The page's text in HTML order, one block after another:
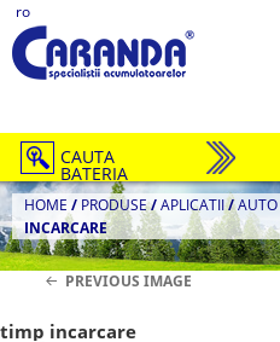
ro
CAUTA
BATERIA
HOME / PRODUSE/APLICATII/AUTO
INCARCARE
PREVIOUS IMAGE
timp incarcare